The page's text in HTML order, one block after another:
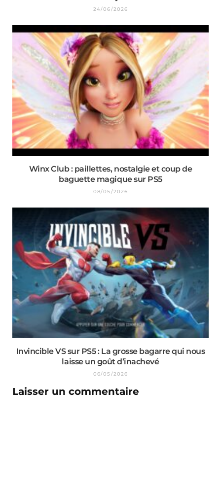
24/06/2026
Winx Club : paillettes, nostalgie et coup de
baguette magique sur PS5
08/05/2026
Invincible VS sur PS5 : La grosse bagarre qui nous
laisse un goût d’inachevé
06/05/2026
Laisser un commentaire